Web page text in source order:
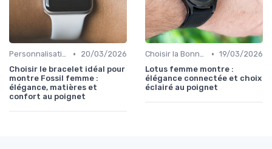
Personnalisation avec des Bracelets •
20/03/2026
Choisir le bracelet idéal pour
montre Fossil femme :
élégance, matières et
confort au poignet
Choisir la Bonne Montre Connectée • 19/03/2026
Lotus femme montre :
élégance connectée et choix
éclairé au poignet